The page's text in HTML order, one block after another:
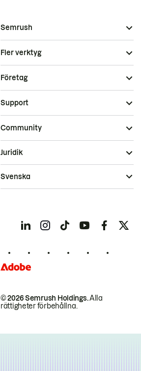
Semrush
Fler verktyg
Företag
Support
Community
© 2026 Semrush Holdings.Alla
rättigheter förbehållna.
Juridik
Svenska